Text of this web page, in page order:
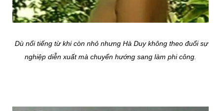
Dù nổi tiếng từ khi còn nhỏ nhưng Hà Duy không theo đuổi sự
nghiệp diễn xuất mà chuyển hướng sang làm phi công.